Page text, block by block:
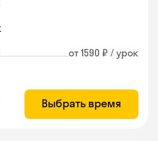
от 1590 ₽ / урок
Выбрать время